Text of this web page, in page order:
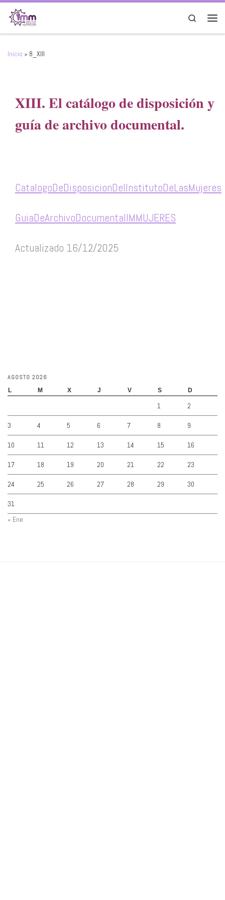
Saltar al contenido
Search
Inicio » 8_XIII
XIII. El catálogo de disposición y
guía de archivo documental.
CatalogoDeDisposicionDelInstitutoDeLasMujeres
GuiaDeArchivoDocumentalIMMUJERES
Actualizado 16/12/2025
AGOSTO 2026
L M X J V S D
1 2
3 4 5 6 7 8 9
10 11 12 13 14 15 16
17 18 19 20 21 22 23
24 25 26 27 28 29 30
31
« Ene